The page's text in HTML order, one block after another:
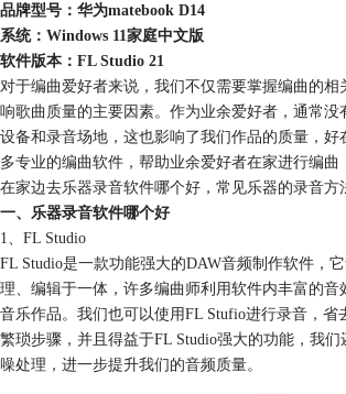
品牌型号：华为matebook D14
系统：Windows 11家庭中文版
软件版本：FL Studio 21
对于编曲爱好者来说，我们不仅需要掌握编曲的相
响歌曲质量的主要因素。作为业余爱好者，通常没
设备和录音场地，这也影响了我们作品的质量，好
多专业的编曲软件，帮助业余爱好者在家进行编
在家边去乐器录音软件哪个好，常见乐器的录音方
一、乐器录音软件哪个好
1、FL Studio
FL Studio是一款功能强大的DAW音频制作软件，
理、编辑于一体，许多编曲师利用软件内丰富的音
音乐作品。我们也可以使用FL Stufio进行录音，省
繁琐步骤，并且得益于FL Studio强大的功能，我
噪处理，进一步提升我们的音频质量。